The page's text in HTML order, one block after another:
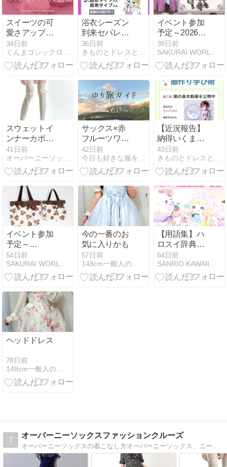
スイーツの可
愛さアップし
てる！アフタ
ヌーンティー
専門店
34日前
浴衣シーズン
到来セパレー
ト浴衣X記事
寄せ集め＆猫
侍コーデまと
36日前
イベント参加
予定～2026年
7月4日
(土)Romantic
A La Mode25
39日前
スウェットイ
ンナーカボチ
ャパンツミニ
スカパン｜ニ
ーハイソック
のサブカル＆
韓国コーデ
41日前
サックス×赤
フルーツワン
ピース🍓
42日前
【近況報告】
納得いくまで
作り直し中！
YouTubeと
Instagram動画
変わるワケ
43日前
イベント参加
予定～
6/21(日)arteVarieF2606/CC
福岡64
54日前
今の一番のお
気に入りかも
57日前
148cm一般人のコーディネートブログ
【用語集】ハ
ロスイ辞典
【攻略・裏
技】
64日前
ヘッドドレス
78日前
148cm一般人のコーディネートブログ
7
オーバーニーソックスファッションクルーズ
オーバーニーソックスの着こなし方オーバーニーソックス、ニーハイソックスをとおして紹介